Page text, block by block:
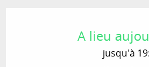
A lieu
jusqu'à